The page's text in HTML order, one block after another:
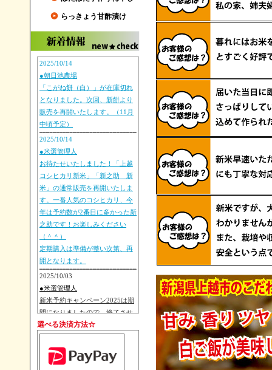
らっきょう甘酢漬け
2025/10/14
●朝日池農場
「こがね餅（白）」が在庫切れ
となりました。次回、新餅より
販売を再開いたします。（11月
中頃予定）
2025/10/14
●米選管理人
お待たせいたしました！「上越
コシヒカリ新米」「新之助 新
米」の通常販売を再開いたしま
す。一番人気のコシヒカリ、今
年は予約数が2番目に多かった新
之助です！お楽しみください
（＾＾）
定期購入は準備が整い次第、再
開となります。
2025/10/03
●米選管理人
新米予約キャンペーン2025は期
間になりましたので、終了させ
ていただきます。たくさんのご
注文ありがとうございました！
新米は発送準備が整い次第、順
次発送いたしますので、新潟新
選べる決済方法☆